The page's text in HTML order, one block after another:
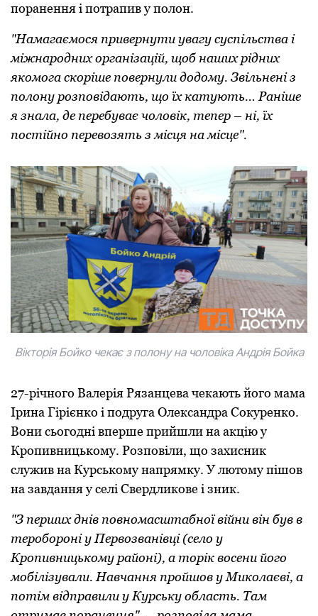
поранення і потрапив у полон.
"Намагаємося привернути увагу суспільства і
міжнародних організацій, щоб наших рідних
якомога скоріше повернули додому. Звільнені з
полону розповідають, що їх катують… Раніше
я знала, де перебуває чоловік, тепер – ні, їх
постійно перевозять з місця на місце".
Вікторія Бойко чекає з полону на чоловіка Андрія Бойка
27-річного Валерія Рязанцева чекають його мама
Ірина Гірієнко і подруга Олександра Сокуренко.
Вони сьогодні вперше прийшли на акцію у
Кропивницькому. Розповіли, що захисник
служив на Курському напрямку. У лютому пішов
на завдання у селі Свердликове і зник.
"З перших днів повномасштабної війни він був в
теробороні у Первозванівці (село у
Кропивницькому районі), а торік восени його
мобілізували. Навчання пройшов у Миколаєві, а
потім відправили у Курську область. Там